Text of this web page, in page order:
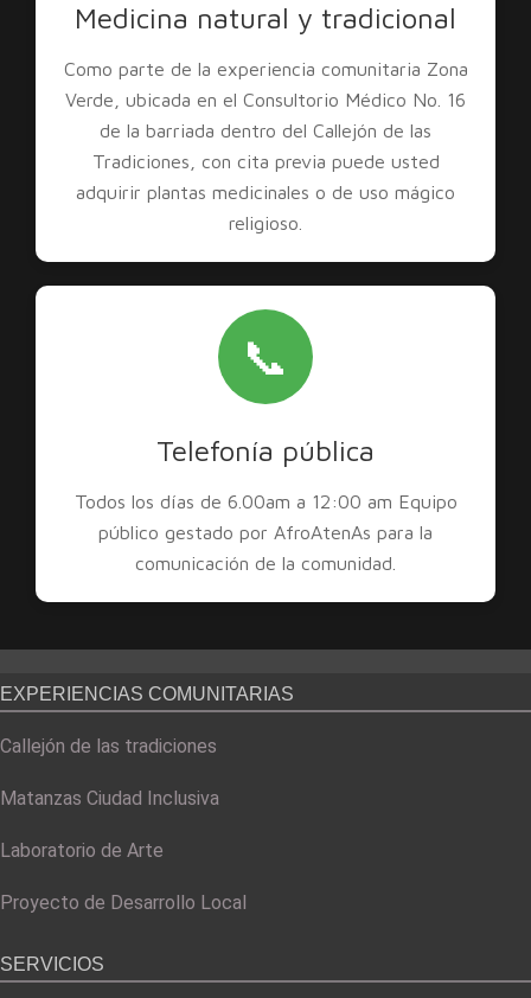
Medicina natural y tradicional
Como parte de la experiencia comunitaria Zona
Verde, ubicada en el Consultorio Médico No. 16
de la barriada dentro del Callejón de las
Tradiciones, con cita previa puede usted
adquirir plantas medicinales o de uso mágico
religioso.
📞
Telefonía pública
Todos los días de 6.00am a 12:00 am Equipo
público gestado por AfroAtenAs para la
comunicación de la comunidad.
EXPERIENCIAS COMUNITARIAS
Callejón de las tradiciones
Matanzas Ciudad Inclusiva
Laboratorio de Arte
Proyecto de Desarrollo Local
SERVICIOS